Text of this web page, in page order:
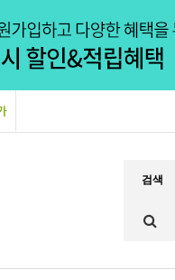
검색